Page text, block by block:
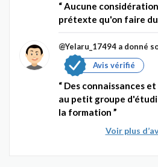
Aucune
prétexte qu'on faire
@Yelaru_17494 a donné
Avis vérifié
Des connaissances
au petit groupe
la formation
Voir plus